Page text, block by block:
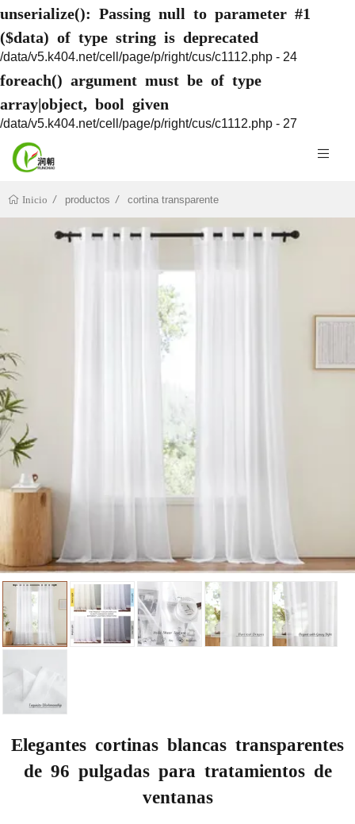
unserialize(): Passing null to parameter #1
($data) of type string is deprecated
/data/v5.k404.net/cell/page/p/right/cus/c1112.php - 24
foreach() argument must be of type
array|object, bool given
/data/v5.k404.net/cell/page/p/right/cus/c1112.php - 27
Inicio productos cortina transparente
Elegantes cortinas blancas transparentes
de 96 pulgadas para tratamientos de
ventanas